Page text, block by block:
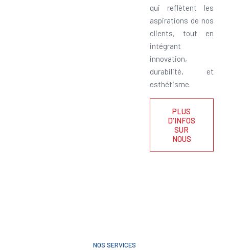
qui reflètent les
aspirations de nos
clients, tout en
intégrant
innovation,
durabilité, et
esthétisme.
PLUS
D'INFOS
SUR
NOUS
NOS SERVICES